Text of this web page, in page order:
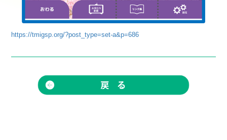
https://tmigsp.org/?post_type=set-a&p=686